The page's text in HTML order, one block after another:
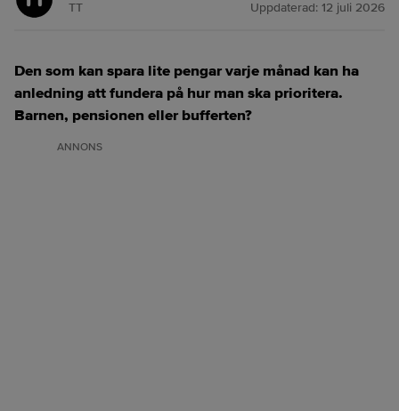
TT Uppdaterad: 12 juli 2026
Den som kan spara lite pengar varje månad kan ha
anledning att fundera på hur man ska prioritera.
Barnen, pensionen eller bufferten?
ANNONS